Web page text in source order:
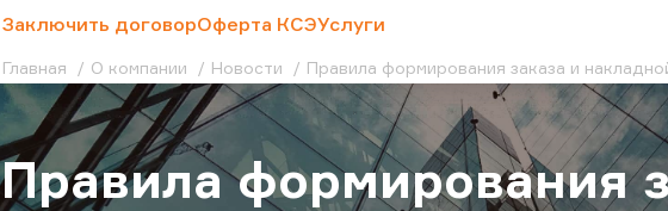
Заключить договорОферта КСЭУслуги
Главная О компании Новости Правила формирования заказа и
Правила формирования